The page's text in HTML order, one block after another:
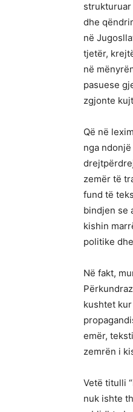
dhe
në
tjetër,
në
pasuese
zgjonte
Që në
nga
zemër të
fund të
bindjen se
kishin
politike
Në fakt,
kushtet
emër,
zemrën i
Vetë titulli
nuk ishte